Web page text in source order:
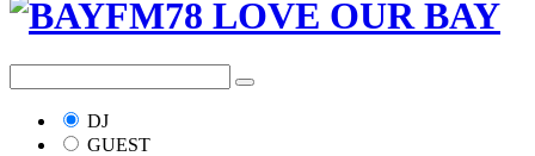
DJ
GUEST